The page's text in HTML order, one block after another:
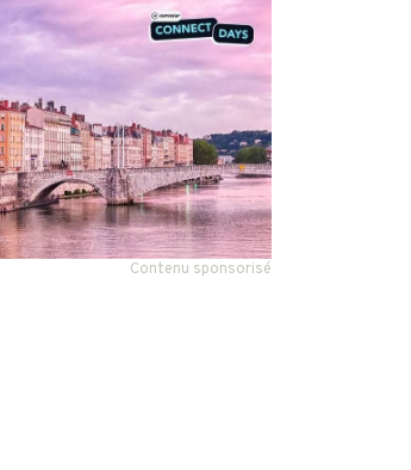
Contenu sponsorisé